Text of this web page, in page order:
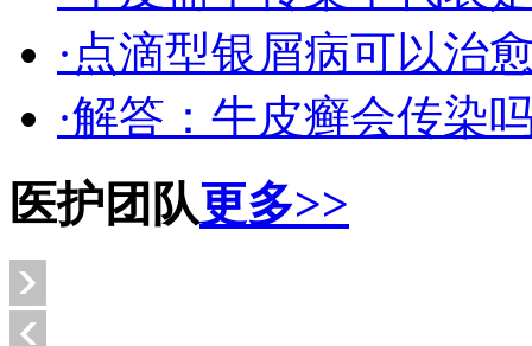
·点滴型银屑病可以治
·解答：牛皮癣会传染
医护团队更多>>